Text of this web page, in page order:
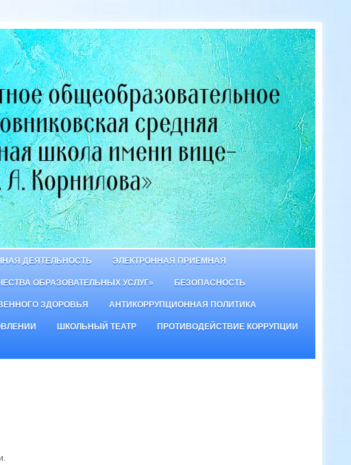
ДЕЯТЕЛЬНОСТЬ ЭЛЕКТРОННАЯ ПРИЕМНАЯ
ОБРАЗОВАТЕЛЬНЫХ УСЛУГ» БЕЗОПАСНОСТЬ
ЗДОРОВЬЯ АНТИКОРРУПЦИОННАЯ ПОЛИТИКА
ШКОЛЬНЫЙ ТЕАТР ПРОТИВОДЕЙСТВИЕ КОРРУПЦИИ